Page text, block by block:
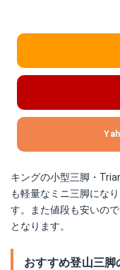
キングの小型三脚・
も軽量なミニ三脚にな
す。また値段も安いの
となります。
おすすめ登山三脚